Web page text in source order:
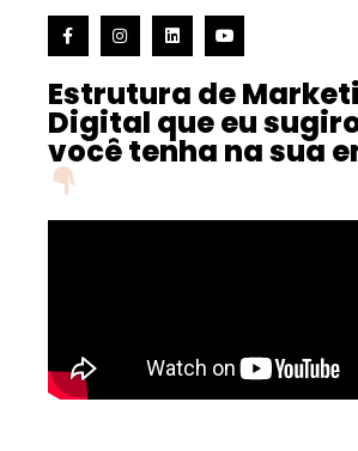
Estrutura de
Digital que eu
você tenha na sua